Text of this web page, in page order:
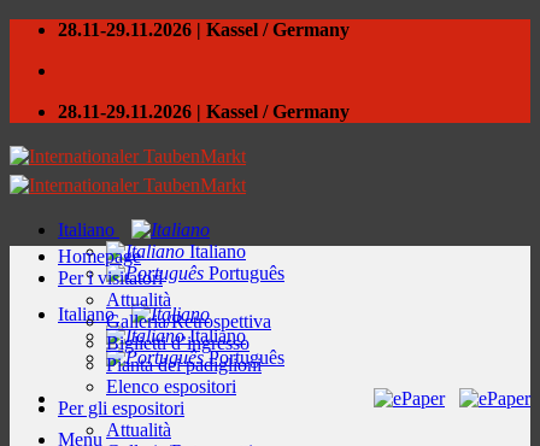
Skip
content
28.11-29.11.2026 | Kassel / Germany
28.11-29.11.2026 | Kassel / Germany
Italiano
Italiano
Português
Italiano
Italiano
Português
Menu
Homepage
Per i visitatori
Attualità
Galleria/Retrospettiva
Biglietti d’ingresso
Pianta dei padiglioni
Elenco espositori
Per gli espositori
Attualità